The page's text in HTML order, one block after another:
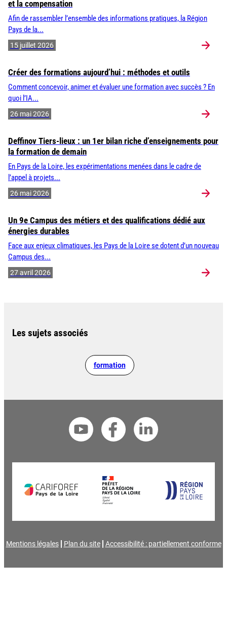
et la compensation
Afin de rassembler l’ensemble des informations pratiques, la Région
Pays de la...
15 juillet 2026
Créer des formations aujourd’hui : méthodes et outils
Comment concevoir, animer et évaluer une formation avec succès ? En
quoi l’IA...
26 mai 2026
Deffinov Tiers-lieux : un 1er bilan riche d’enseignements pour
la formation de demain
En Pays de la Loire, les expérimentations menées dans le cadre de
l’appel à projets...
26 mai 2026
Un 9e Campus des métiers et des qualifications dédié aux
énergies durables
Face aux enjeux climatiques, les Pays de la Loire se dotent d’un nouveau
Campus des...
27 avril 2026
Les sujets associés
formation
Mentions légales Plan du site Accessibilité : partiellement conforme